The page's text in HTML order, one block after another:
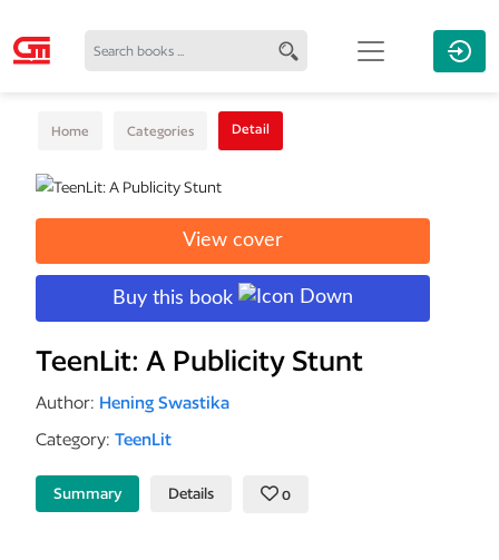
Home Categories Detail
View cover
Buy this book
TeenLit: A Publicity Stunt
Author: Hening Swastika
Category: TeenLit
Summary Details 0